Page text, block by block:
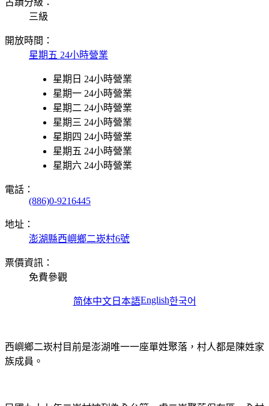
古蹟分級：
三級
開放時間：
星期五 24小時營業
星期日 24小時營業
星期一 24小時營業
星期二 24小時營業
星期三 24小時營業
星期四 24小時營業
星期五 24小時營業
星期六 24小時營業
電話：
(886)0-9216445
地址：
澎湖縣西嶼鄉二崁村6號
票價資訊：
免費參觀
简体中文日本語English한국어
西嶼鄉二崁村目前是澎湖唯一一座單姓聚落，村人都是陳姓家
族成員。